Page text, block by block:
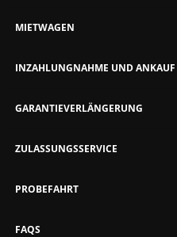
MIETWAGEN
INZAHLUNGNAHME UND ANKAUF
GARANTIEVERLÄNGERUNG
ZULASSUNGSSERVICE
PROBEFAHRT
FAQS